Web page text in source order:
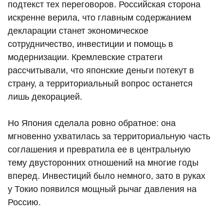
подтекст тех переговоров. Российская сторона
искренне верила, что главным содержанием
декларации станет экономическое
сотрудничество, инвестиции и помощь в
модернизации. Кремлевские стратеги
рассчитывали, что японские деньги потекут в
страну, а территориальный вопрос останется
лишь декорацией.
Но Япония сделала ровно обратное: она
мгновенно ухватилась за территориальную часть
соглашения и превратила ее в центральную
тему двусторонних отношений на многие годы
вперед. Инвестиций было немного, зато в руках
у Токио появился мощный рычаг давления на
Россию.